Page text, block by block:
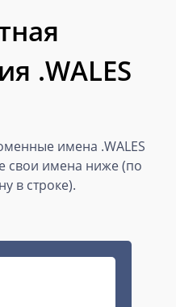
.WALES
имена .WALES
свои имена ниже (по
в строке).